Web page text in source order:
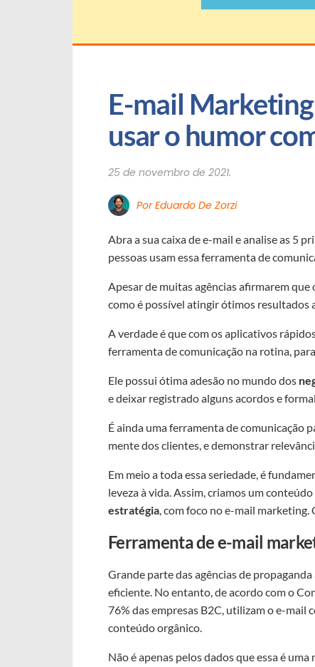
E-mail
usar o humor
25 de novembro de 2021.
Por Eduardo De Zorzi
Abra a sua caixa de e-mail e analise as 5
pessoas usam essa ferramenta de
Apesar de muitas agências afirmarem que
como é possível atingir ótimos resultados
A verdade é que com os aplicativos
ferramenta de comunicação na rotina,
Ele possui ótima adesão no mundo dos
e deixar registrado alguns acordos e
É ainda uma ferramenta de comunicação
mente dos clientes, e demonstrar
Em meio a toda essa seriedade, é
leveza à vida. Assim, criamos um
estratégia, com foco no e-mail marketing.
Ferramenta de e-mail
Grande parte das agências de
eficiente. No entanto, de acordo com o
76% das empresas B2C, utilizam o e-
conteúdo orgânico.
Não é apenas pelos dados que essa é